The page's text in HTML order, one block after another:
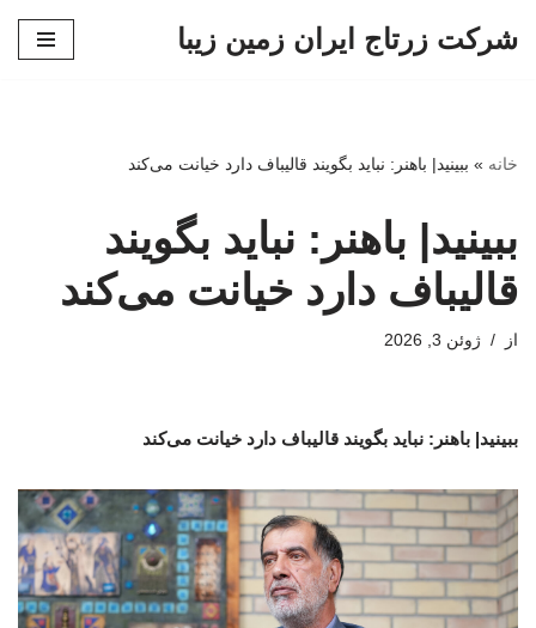
شرکت زرتاج ایران زمین زیبا
خانه » ببینید| باهنر: نباید بگویند قالیباف دارد خیانت می‌کند
ببینید| باهنر: نباید بگویند
قالیباف دارد خیانت می‌کند
از ژوئن 3, 2026
ببینید| باهنر: نباید بگویند قالیباف دارد خیانت می‌کند